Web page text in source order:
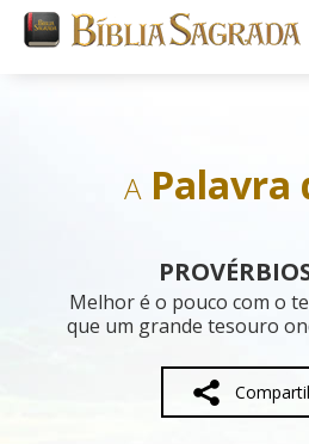
Blog
Sobre
APalavra
Melhor é o pouco com o
que um grande tesouro